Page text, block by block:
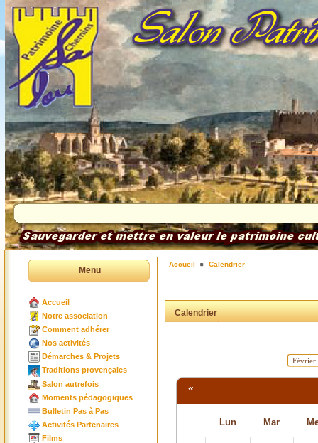
Menu
Accueil
Notre association
Comment adhérer
Nos activités
Démarches & Projets
Traditions provençales
Salon autrefois
Moments pédagogiques
Bulletin Pas à Pas
Activités Partenaires
Films
Accueil Calendrier
Calendrier
«
Lun Mar